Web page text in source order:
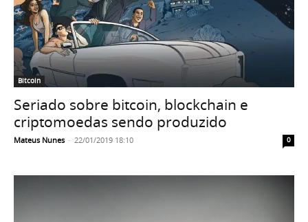
Bitcoin
Seriado sobre bitcoin, blockchain e
criptomoedas sendo produzido
Mateus Nunes - 22/01/2019 18:10 0